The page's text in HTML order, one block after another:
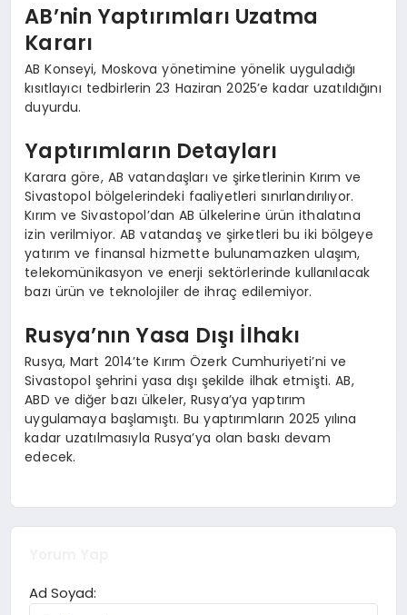
SAĞLIK
YAŞAM
DIĞER
AB’nin Yaptırımları Uzatma
Kararı
AB Konseyi, Moskova yönetimine yönelik uyguladığı
kısıtlayıcı tedbirlerin 23 Haziran 2025’e kadar uzatıldığını
duyurdu.
Yaptırımların Detayları
Karara göre, AB vatandaşları ve şirketlerinin Kırım ve
Sivastopol bölgelerindeki faaliyetleri sınırlandırılıyor.
Kırım ve Sivastopol’dan AB ülkelerine ürün ithalatına
izin verilmiyor. AB vatandaş ve şirketleri bu iki bölgeye
yatırım ve finansal hizmette bulunamazken ulaşım,
telekomünikasyon ve enerji sektörlerinde kullanılacak
bazı ürün ve teknolojiler de ihraç edilemiyor.
Rusya’nın Yasa Dışı İlhakı
Rusya, Mart 2014’te Kırım Özerk Cumhuriyeti’ni ve
Sivastopol şehrini yasa dışı şekilde ilhak etmişti. AB,
ABD ve diğer bazı ülkeler, Rusya’ya yaptırım
uygulamaya başlamıştı. Bu yaptırımların 2025 yılına
kadar uzatılmasıyla Rusya’ya olan baskı devam
edecek.
Ad Soyad: